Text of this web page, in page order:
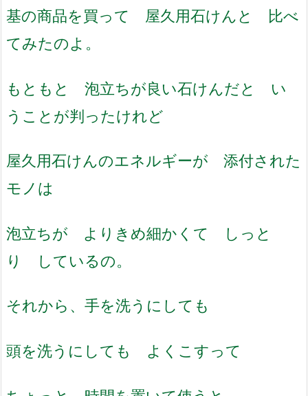
基の商品を買って 屋久用石けんと 比べ
てみたのよ。
もともと 泡立ちが良い石けんだと い
うことが判ったけれど
屋久用石けんのエネルギーが 添付された
モノは
泡立ちが よりきめ細かくて しっと
り しているの。
それから、手を洗うにしても
頭を洗うにしても よくこすって